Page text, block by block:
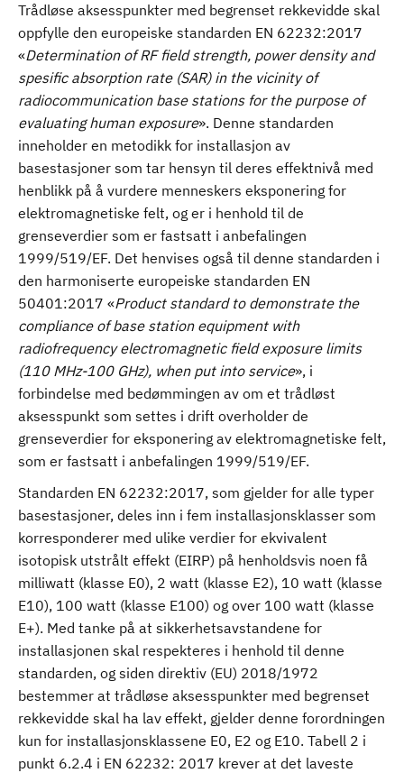
Trådløse aksesspunkter med begrenset rekkevidde skal
oppfylle den europeiske standarden EN 62232:2017
«Determination of RF field strength, power density and
spesific absorption rate (SAR) in the vicinity of
radiocommunication base stations for the purpose of
evaluating human exposure». Denne standarden
inneholder en metodikk for installasjon av
basestasjoner som tar hensyn til deres effektnivå med
henblikk på å vurdere menneskers eksponering for
elektromagnetiske felt, og er i henhold til de
grenseverdier som er fastsatt i anbefalingen
1999/519/EF. Det henvises også til denne standarden i
den harmoniserte europeiske standarden EN
50401:2017 «Product standard to demonstrate the
compliance of base station equipment with
radiofrequency electromagnetic field exposure limits
(110 MHz-100 GHz), when put into service», i
forbindelse med bedømmingen av om et trådløst
aksesspunkt som settes i drift overholder de
grenseverdier for eksponering av elektromagnetiske felt,
som er fastsatt i anbefalingen 1999/519/EF.
Standarden EN 62232:2017, som gjelder for alle typer
basestasjoner, deles inn i fem installasjonsklasser som
korresponderer med ulike verdier for ekvivalent
isotopisk utstrålt effekt (EIRP) på henholdsvis noen få
milliwatt (klasse E0), 2 watt (klasse E2), 10 watt (klasse
E10), 100 watt (klasse E100) og over 100 watt (klasse
E+). Med tanke på at sikkerhetsavstandene for
installasjonen skal respekteres i henhold til denne
standarden, og siden direktiv (EU) 2018/1972
bestemmer at trådløse aksesspunkter med begrenset
rekkevidde skal ha lav effekt, gjelder denne forordningen
kun for installasjonsklassene E0, E2 og E10. Tabell 2 i
punkt 6.2.4 i EN 62232: 2017 krever at det laveste